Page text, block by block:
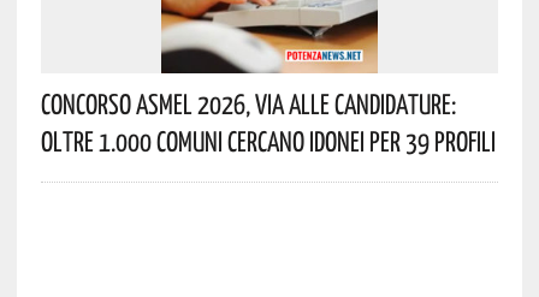
Concorso Asmel 2026, Via Alle Candidature:
Oltre 1.000 Comuni Cercano Idonei Per 39 Profili